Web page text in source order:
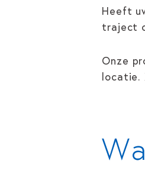
Heeft
traject
Onze
locatie.